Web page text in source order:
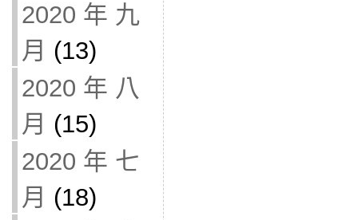
2020 年 九
月 (13)
2020 年 八
月 (15)
2020 年 七
月 (18)